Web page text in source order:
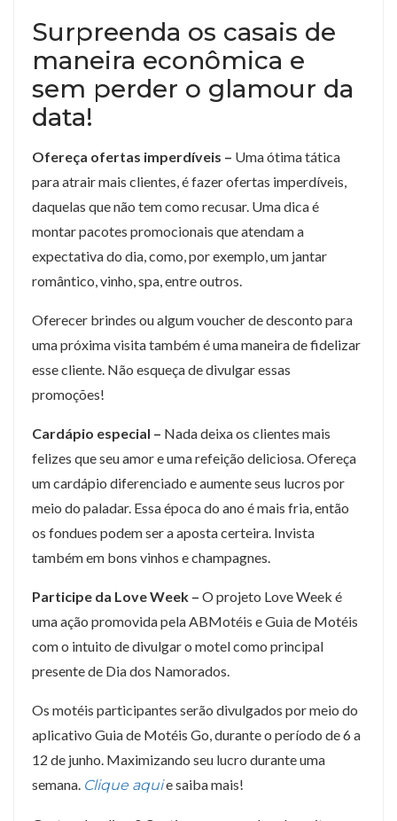
Surpreenda os casais de
maneira econômica e
sem perder o glamour da
data!
Ofereça ofertas imperdíveis – Uma ótima tática
para atrair mais clientes, é fazer ofertas imperdíveis,
daquelas que não tem como recusar. Uma dica é
montar pacotes promocionais que atendam a
expectativa do dia, como, por exemplo, um jantar
romântico, vinho, spa, entre outros.
Oferecer brindes ou algum voucher de desconto para
uma próxima visita também é uma maneira de fidelizar
esse cliente. Não esqueça de divulgar essas
promoções!
Cardápio especial – Nada deixa os clientes mais
felizes que seu amor e uma refeição deliciosa. Ofereça
um cardápio diferenciado e aumente seus lucros por
meio do paladar. Essa época do ano é mais fria, então
os fondues podem ser a aposta certeira. Invista
também em bons vinhos e champagnes.
Participe da Love Week – O projeto Love Week é
uma ação promovida pela ABMotéis e Guia de Motéis
com o intuito de divulgar o motel como principal
presente de Dia dos Namorados.
Os motéis participantes serão divulgados por meio do
aplicativo Guia de Motéis Go, durante o período de 6 a
12 de junho. Maximizando seu lucro durante uma
semana. Clique aquie saiba mais!